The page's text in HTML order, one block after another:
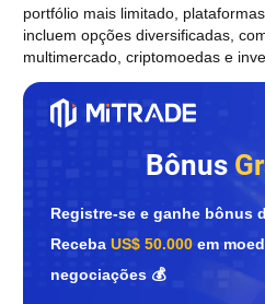
portfólio mais limitado,
incluem opções diversificadas,
multimercado, criptomoedas e
Bônus
Registre-se e ganhe bônus
Receba US$ 50.000 em
negociações 💰